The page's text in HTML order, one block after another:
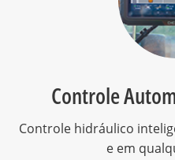
Controle
Controle hidráulico
e em